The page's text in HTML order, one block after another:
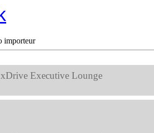
importeur
Executive Lounge